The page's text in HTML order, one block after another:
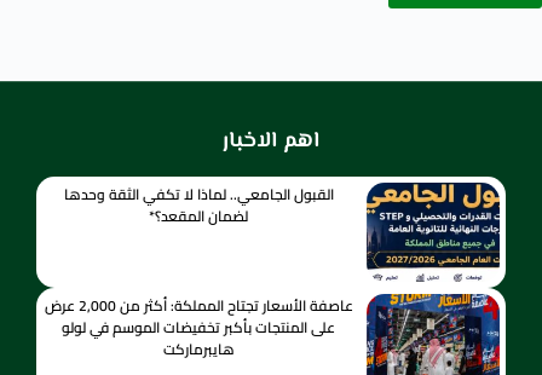
اهم الاخبار
القبول الجامعي.. لماذا لا تكفي الثقة وحدها
لضمان المقعد؟*
عاصفة الأسعار تجتاح المملكة: أكثر من 2,000 عرض
على المنتجات بأكبر تخفيضات الموسم في لولو
هايبرماركت